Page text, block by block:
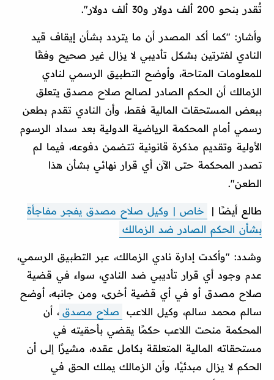
تُقدر بنحو 200 ألف دولار و30 ألف دولار".
وأشار: "كما أكد المصدر أن ما يتردد بشأن إيقاف قيد
النادي لفترتين بشكل تأديبي لا يزال غير صحيح وفقًا
للمعلومات المتاحة، وأوضح التطبيق الرسمي لنادي
الزمالك أن الحكم الصادر لصالح صلاح مصدق يتعلق
ببعض المستحقات المالية فقط، وأن النادي تقدم بطعن
رسمي أمام المحكمة الرياضية الدولية بعد سداد الرسوم
الأولية وتقديم مذكرة قانونية تتضمن دفوعه، فيما لم
تصدر المحكمة حتى الآن أي قرار نهائي بشأن هذا
الطعن".
طالع أيضًا |
خاص | وكيل صلاح مصدق يفجر مفاجأة
بشأن الحكم الصادر ضد الزمالك
وشدد: "وأكدت إدارة نادي الزمالك، عبر التطبيق الرسمي،
عدم وجود أي قرار تأديبي ضد النادي، سواء في قضية
صلاح مصدق أو في أي قضية أخرى، ومن جانبه، أوضح
سالم محمد سالم، وكيل اللاعب
صلاح مصدق ، أن
المحكمة منحت اللاعب حكمًا يقضي بأحقيته في
مستحقاته المالية المتعلقة بكامل عقده، مشيرًا إلى أن
الحكم لا يزال مبدئيًا، وأن الزمالك يملك الحق في